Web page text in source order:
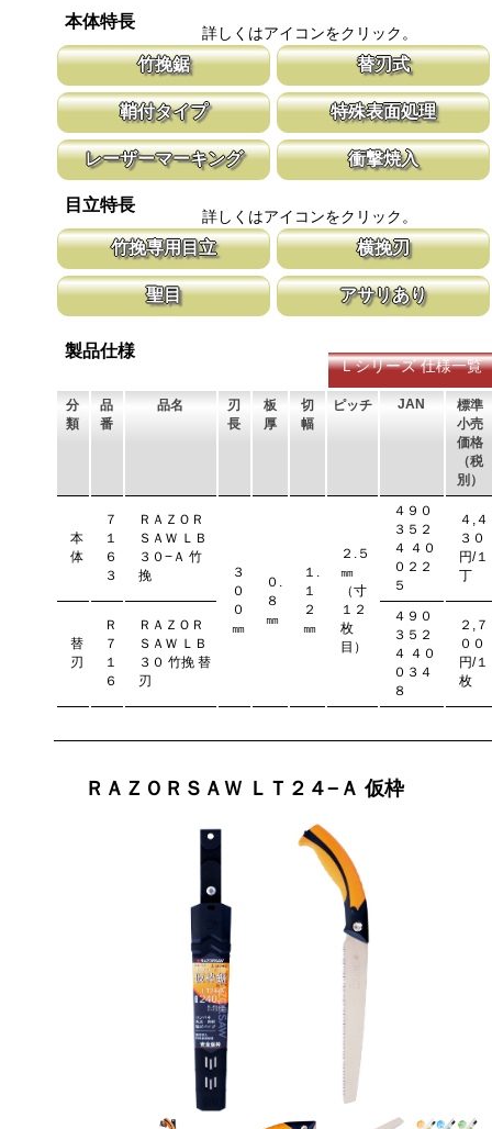
本体特長
詳しくはアイコンをクリック。
竹挽鋸
竹挽鋸ですが、木工細工から竹細工、造作作業の仕上げ等に使用し
て頂けます。
替刃式
新しい鋸刃に取り替える事で、ご購入時
鋸刃のマーキング（右下）に替刃品番を明
鞘付タイプ
腰に鞘を吊り下げて収納が可能な鞘付タイプは、造園や果樹園、型
枠作業など野外での使用が主な商品に採用しております。
特殊表面処理
鋸刃表面にメッキ処理をして、サビから
ビにより切断材料を汚す心配がありません。
レーザーマーキング
す。 レーザーマーキングを使用し、マークが消えないようにして
衝撃焼入
刃の秘訣です。
目立特長
詳しくはアイコンをクリック。
竹挽専用目立
竹は繊維が強い為、綺麗に切断する為に木材用に比べ、エッジを鋭
く仕上げています。
横挽刃
木材の繊維をある一定の巾で連続して切り
ます。 横挽刃を縦挽に使用すると、けっ
ません。
聖目
ています。 段差の低い刃は大鋸屑の排出のみ働きます。
アサリあり
製品仕様
Ｌシリーズ 仕様一覧
分
類
品
番
品名
刃
長
板
厚
切
幅
ピッチ JAN
標準
小売
価格
（税
別）
本
体
７
１
６
３
ＲＡＺＯＲ
ＳＡＷ ＬＢ
３０−Ａ 竹
挽
３
０
０
㎜
０.
８
㎜
１.
１
２
㎜
２.５
㎜
（寸
１２
枚
目）
４９０
３５２
４ ４０
０２２
５
４,４
３０
円/１
丁
替
刃
Ｒ
７
１
６
ＲＡＺＯＲ
ＳＡＷ ＬＢ
３０ 竹挽 替
刃
４９０
３５２
４ ４０
０３４
８
２,７
００
円/１
枚
ＲＡＺＯＲＳＡＷ ＬＴ２４−Ａ 仮枠